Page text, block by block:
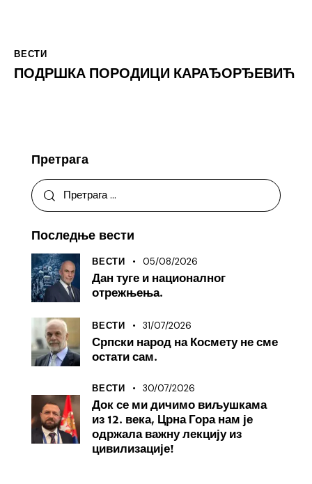
ВЕСТИ
ПОДРШКА ПОРОДИЦИ КАРАЂОРЂЕВИЋ
Претрага
Последње вести
ВЕСТИ 05/08/2026
Дан туге и националног
отрежњења.
ВЕСТИ 31/07/2026
Српски народ на Космету не сме
остати сам.
ВЕСТИ 30/07/2026
Док се ми дичимо виљушкама
из 12. века, Црна Гора нам је
одржала важну лекцију из
цивилизације!